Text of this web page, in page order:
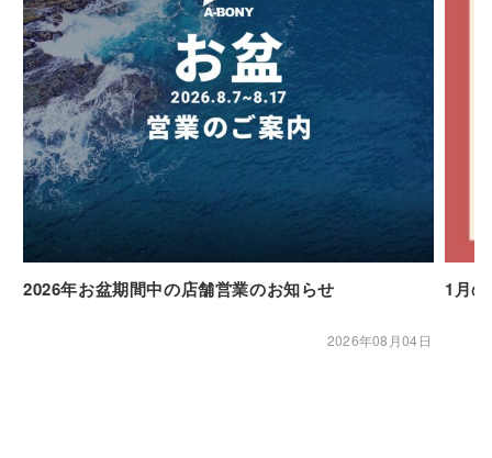
2026年お盆期間中の店舗営業のお知らせ
2026年08月04日
1月